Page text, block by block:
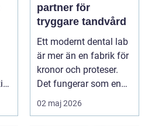
partner för
tryggare tandvård
Ett modernt dental lab
är mer än en fabrik för
kronor och proteser.
Det fungerar som en
förlängning ...
02 maj 2026